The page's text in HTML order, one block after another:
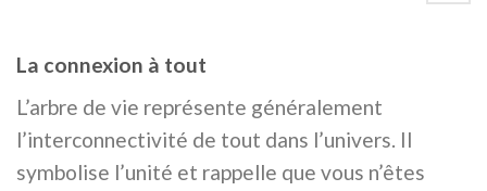
La connexion à tout
L’arbre de vie représente généralement
l’interconnectivité de tout dans l’univers. Il
symbolise l’unité et rappelle que vous n’êtes